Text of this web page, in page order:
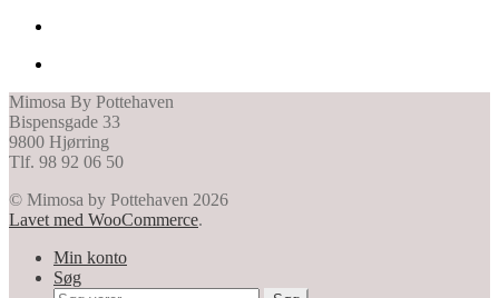
Mimosa By Pottehaven
Bispensgade 33
9800 Hjørring
Tlf. 98 92 06 50
© Mimosa by Pottehaven 2026
Lavet med WooCommerce.
Min konto
Søg